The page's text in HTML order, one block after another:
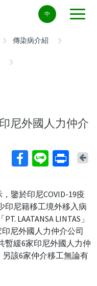
中
傳染病介紹
尼外國人力仲介
鑒於印尼COVID-19疫
印尼籍移工境外移入病
LAATANSA LINTAS」
印尼外國人力仲介公司
暫緩6家印尼外國人力仲
該6家仲介移工無論有